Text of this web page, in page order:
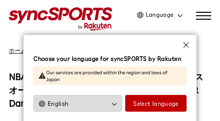
Language
日本語
简体中文
ホーム
NBAの舞台に立つプロダンサーが審査員。ダンス
オーディション、A BETTER FUTURE TOGETHER
Dance Projectが進行中
Choose your language for syncSPORTS by Rakuten
Our services are provided within the region and laws of
Japan
Select language